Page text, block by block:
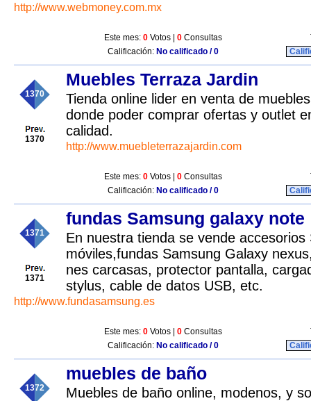
http://www.webmoney.com.mx
Este mes: 0 Votos | 0 Consultas
Calificación: No calificado / 0
1370
1370
Muebles Terraza Jardin
Tienda online lider en venta de
donde poder comprar ofertas y outlet
calidad.
http://www.muebleterrazajardin.com
Este mes: 0 Votos | 0 Consultas
Calificación: No calificado / 0
1371
1371
fundas Samsung galaxy note
En nuestra tienda se vende accesorios
móviles,fundas Samsung Galaxy
nes carcasas, protector pantalla,
stylus, cable de datos USB, etc.
http://www.fundasamsung.es
Este mes: 0 Votos | 0 Consultas
Calificación: No calificado / 0
1372
muebles de baño
Muebles de baño online, modenos, y